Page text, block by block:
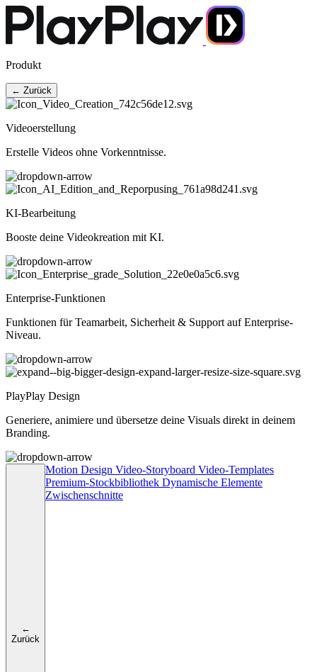
Produkt
← Zurück
Videoerstellung
Erstelle Videos ohne Vorkenntnisse.
KI-Bearbeitung
Booste deine Videokreation mit KI.
Enterprise-Funktionen
Funktionen für Teamarbeit, Sicherheit & Support auf Enterprise-
Niveau.
PlayPlay Design
Generiere, animiere und übersetze deine Visuals direkt in deinem
Branding.
←
Zurück
Motion Design Video-Storyboard Video-Templates
Premium-Stockbibliothek Dynamische Elemente
Zwischenschnitte